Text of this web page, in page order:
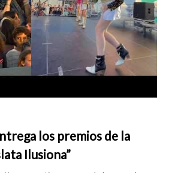
los premios de la
Ilusiona”